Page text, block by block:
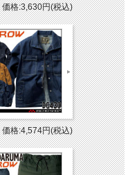
価格:3,630円(税込)
価格:4,574円(税込)